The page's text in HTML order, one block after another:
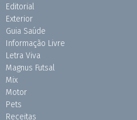
Editorial
Exterior
Guia Saúde
Informação Livre
Letra Viva
Magnus Futsal
Mix
Motor
Pets
Receitas